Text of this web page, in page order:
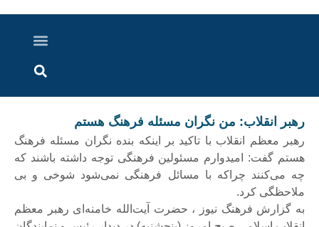
رهبر انقلاب: من نگران مسئله فرهنگ هستم
رهبر معظم انقلاب با تاکید بر اینکه بنده نگران مسئله فرهنگ
هستم گفت: امیدوارم مسئولین فرهنگی توجه داشته باشند که
چه می‌کنند چراکه با مسائل فرهنگی نمی‌شود شوخی و بی
ملاحظگی کرد.
به گزارش فرهنگ نیوز ، حضرت آیت‌الله خامنه‌ای رهبر معظم